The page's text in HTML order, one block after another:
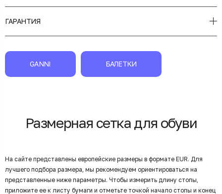
ГАРАНТИЯ
GANNI БАЛЕТКИ
Размерная сетка для обуви
На сайте представлены европейские размеры в формате EUR. Для
лучшего подбора размера, мы рекомендуем ориентироваться на
представленные ниже параметры. Чтобы измерить длину стопы,
приложите ее к листу бумаги и отметьте точкой начало стопы и конец